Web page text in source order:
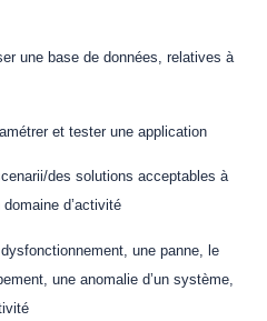
une base de données, relatives à
et tester une application
des solutions acceptables à
d’activité
une panne, le
une anomalie d’un système,